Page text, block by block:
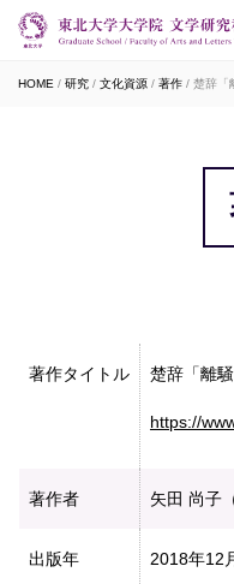
HOME 研究 文化資源 著作 楚辞「
著作タイトル 楚辞「離
https://
著作者 矢田 尚子
出版年 2018年12